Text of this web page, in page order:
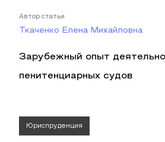
Автор статьи
Ткаченко Елена Михайловна
Зарубежный опыт
пенитенциарных судов
Юриспруденция